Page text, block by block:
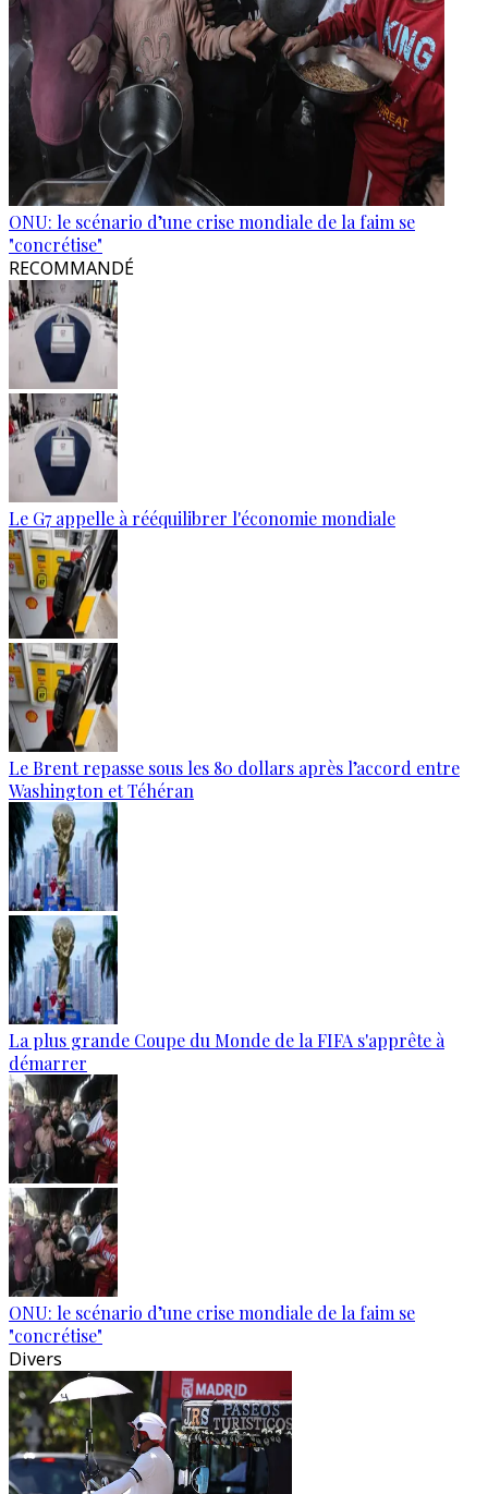
ONU: le scénario d’une crise mondiale de la faim se
"concrétise"
RECOMMANDÉ
Le G7 appelle à rééquilibrer l'économie mondiale
Le Brent repasse sous les 80 dollars après l’accord entre
Washington et Téhéran
La plus grande Coupe du Monde de la FIFA s'apprête à
démarrer
ONU: le scénario d’une crise mondiale de la faim se
"concrétise"
Divers